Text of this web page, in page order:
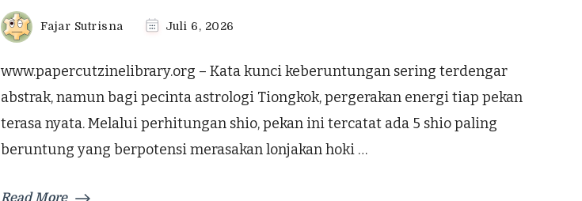
Fajar Sutrisna Juli 6, 2026
www.papercutzinelibrary.org – Kata kunci keberuntungan sering terdengar
abstrak, namun bagi pecinta astrologi Tiongkok, pergerakan energi tiap pekan
terasa nyata. Melalui perhitungan shio, pekan ini tercatat ada 5 shio paling
beruntung yang berpotensi merasakan lonjakan hoki …
Read More